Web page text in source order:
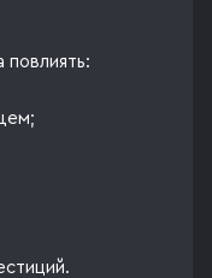
повлиять: